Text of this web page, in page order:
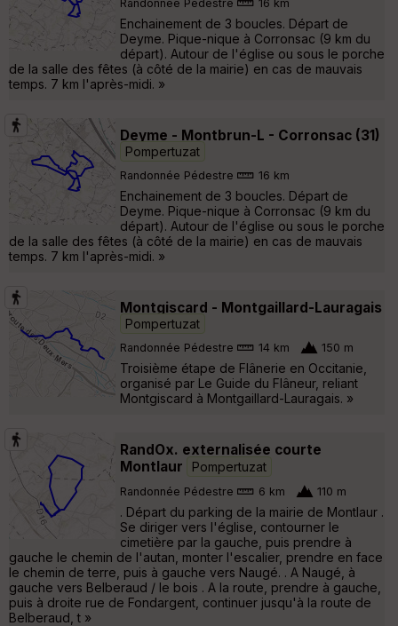
Randonnée Pédestre 16 km
Enchainement de 3 boucles. Départ de
Deyme. Pique-nique à Corronsac (9 km du
départ). Autour de l'église ou sous le porche
de la salle des fêtes (à côté de la mairie) en cas de mauvais
temps. 7 km l'après-midi. »
Deyme - Montbrun-L - Corronsac (31)
Pompertuzat
Randonnée Pédestre 16 km
Enchainement de 3 boucles. Départ de
Deyme. Pique-nique à Corronsac (9 km du
départ). Autour de l'église ou sous le porche
de la salle des fêtes (à côté de la mairie) en cas de mauvais
temps. 7 km l'après-midi. »
Montgiscard - Montgaillard-Lauragais
Pompertuzat
Randonnée Pédestre 14 km 150 m
Troisième étape de Flânerie en Occitanie,
organisé par Le Guide du Flâneur, reliant
Montgiscard à Montgaillard-Lauragais. »
RandOx. externalisée courte
Montlaur
Pompertuzat
Randonnée Pédestre 6 km 110 m
. Départ du parking de la mairie de Montlaur .
Se diriger vers l'église, contourner le
cimetière par la gauche, puis prendre à
gauche le chemin de l'autan, monter l'escalier, prendre en face
le chemin de terre, puis à gauche vers Naugé. . A Naugé, à
gauche vers Belberaud / le bois . A la route, prendre à gauche,
puis à droite rue de Fondargent, continuer jusqu'à la route de
Belberaud, t »